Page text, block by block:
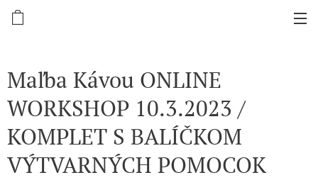
Maľba Kávou ONLINE
WORKSHOP 10.3.2023 /
KOMPLET S BALÍČKOM
VÝTVARNÝCH POMOCOK